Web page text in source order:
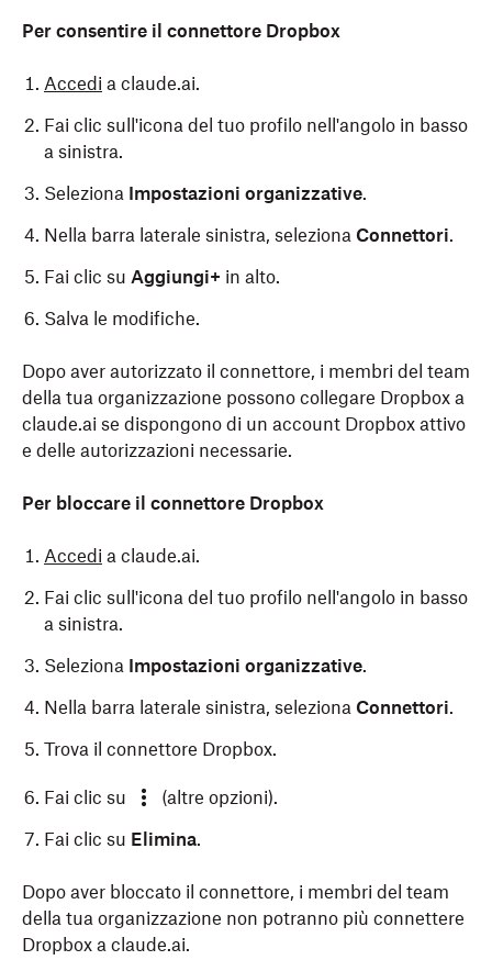
Per consentire il connettore Dropbox
Accedi a claude.ai.
Fai clic sull'icona del tuo profilo nell'angolo in basso
a sinistra.
Seleziona Impostazioni organizzative.
Nella barra laterale sinistra, seleziona Connettori.
Fai clic su Aggiungi+ in alto.
Salva le modifiche.
Dopo aver autorizzato il connettore, i membri del team
della tua organizzazione possono collegare Dropbox a
claude.ai se dispongono di un account Dropbox attivo
e delle autorizzazioni necessarie.
Per bloccare il connettore Dropbox
Accedi a claude.ai.
Fai clic sull'icona del tuo profilo nell'angolo in basso
a sinistra.
Seleziona Impostazioni organizzative.
Nella barra laterale sinistra, seleziona Connettori.
Trova il connettore Dropbox.
Fai clic su
(altre opzioni).
Fai clic su Elimina.
Dopo aver bloccato il connettore, i membri del team
della tua organizzazione non potranno più connettere
Dropbox a claude.ai.